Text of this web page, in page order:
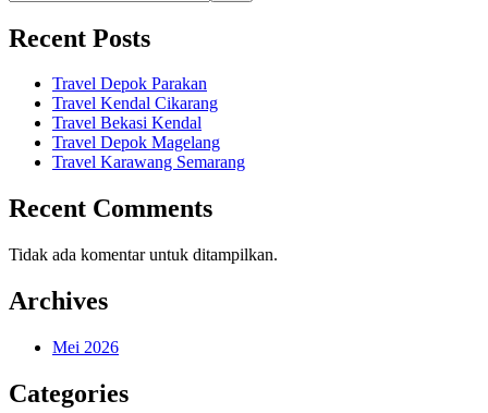
Recent Posts
Travel Depok Parakan
Travel Kendal Cikarang
Travel Bekasi Kendal
Travel Depok Magelang
Travel Karawang Semarang
Recent Comments
Tidak ada komentar untuk ditampilkan.
Archives
Mei 2026
Categories